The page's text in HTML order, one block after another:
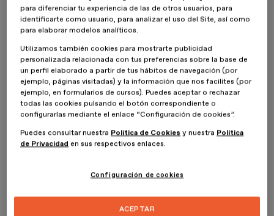
China basada en la Xilografía pero la adaptó, haciendo moldes
para cada letra en lugar de páginas completas, creando la que se
llamóImprenta de tipos móviles
reutilización y su sustitución en caso de desgaste. Lo que no vio
Gutenberg era la magnitud de la empresa que iniciaba y el tiempo
que necesitaría para acometerla. Pidió prestado y acabó
embargado y expulsado de su propia imprenta. Fue acogido por el
obispo de la ciudad, el único que reconoció su trabajo, hasta su
muerte pocos años después de reconocerse el trabajo.
una alta calidad y en un tiempo record. El éxito comercial fue
fulgurante. Con los años, el mérito recayó finalmente en el
Coincidiendo con este aniversario, el Museu del Disseny y la
Escuela Bau están organizando unas jornadas muy interesantes,
para diferenciar tu experiencia de las de otros usuarios, para
identificarte como usuario, para analizar el uso del Site, así como
para elaborar modelos analíticos.
Utilizamos también cookies para mostrarte publicidad
personalizada relacionada con tus preferencias sobre la base de
un perfil elaborado a partir de tus hábitos de navegación (por
ejemplo, páginas visitadas) y la información que nos facilites (por
ejemplo, en formularios de cursos). Puedes aceptar o rechazar
todas las cookies pulsando el botón correspondiente o
configurarlas mediante el enlace “Configuración de cookies”.
Puedes consultar nuestra Política de Cookies y nuestra Política
de Privacidad en sus respectivos enlaces.
Configuración de cookies
ACEPTAR